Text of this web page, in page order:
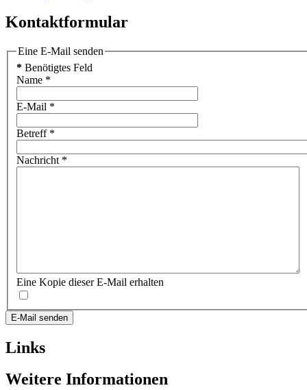
Kontaktformular
Eine E-Mail senden
* Benötigtes Feld
Name *
E-Mail *
Betreff*
Nachricht *
Eine Kopie dieser E-Mail erhalten
E-Mail senden
Links
Weitere Informationen